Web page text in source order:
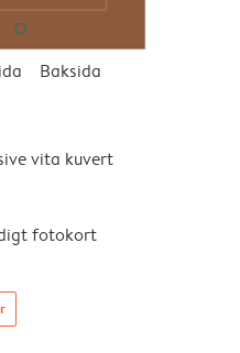
Baksida
vita kuvert
fotokort